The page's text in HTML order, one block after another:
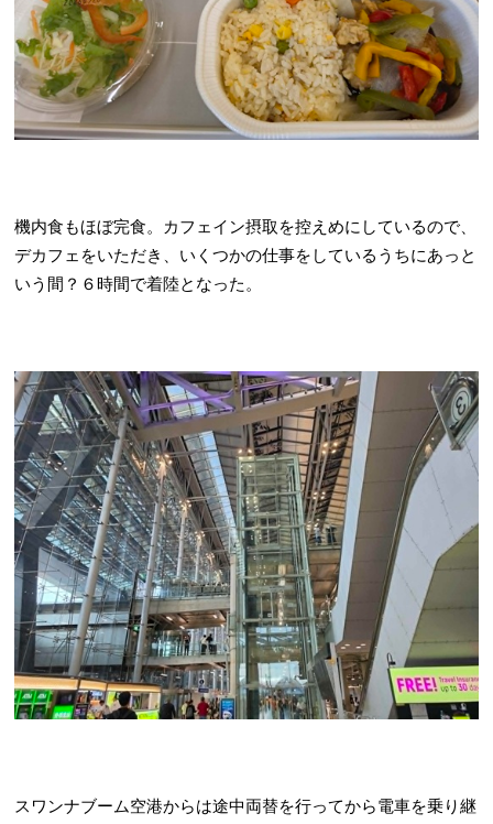
機内食もほぼ完食。カフェイン摂取を控えめにしているので、
デカフェをいただき、いくつかの仕事をしているうちにあっと
いう間？６時間で着陸となった。
スワンナブーム空港からは途中両替を行ってから電車を乗り継